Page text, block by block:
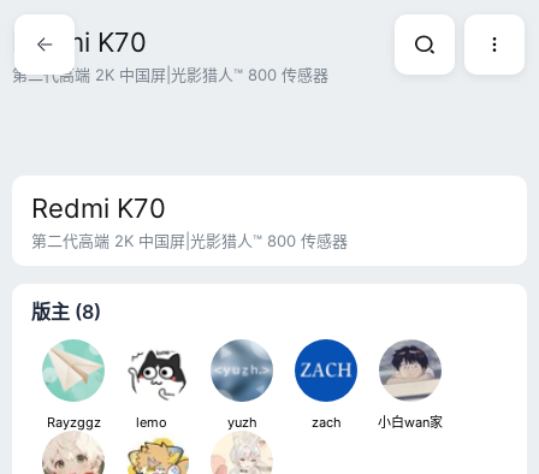
Redmi K70
第二代高端 2K 中国屏|光影猎人™ 800 传感器
Redmi K70
第二代高端 2K 中国屏|光影猎人™ 800 传感器
版主 (8)
Rayzggz lemoㅤ yuzh zach 小白wan家